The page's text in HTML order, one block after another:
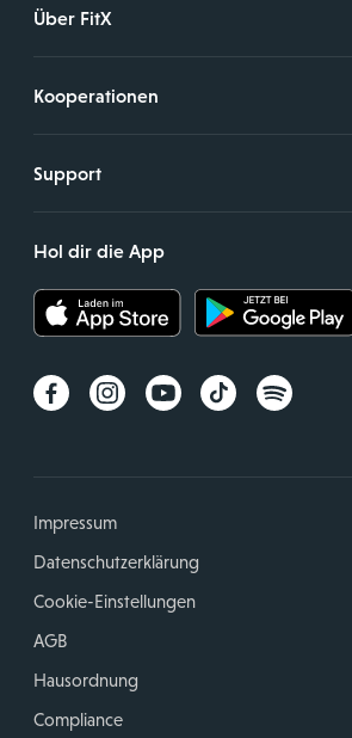
Über FitX
Kooperationen
Support
Hol dir die App
Impressum
Datenschutzerklärung
Cookie-Einstellungen
AGB
Hausordnung
Compliance